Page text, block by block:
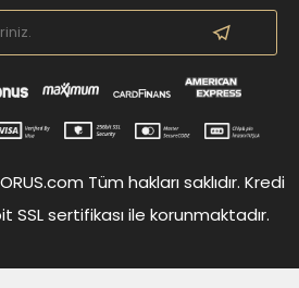
Tüm hakları saklıdır. Kredi
SSL sertifikası ile korunmaktadır.